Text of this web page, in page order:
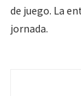
de juego. La
jornada.